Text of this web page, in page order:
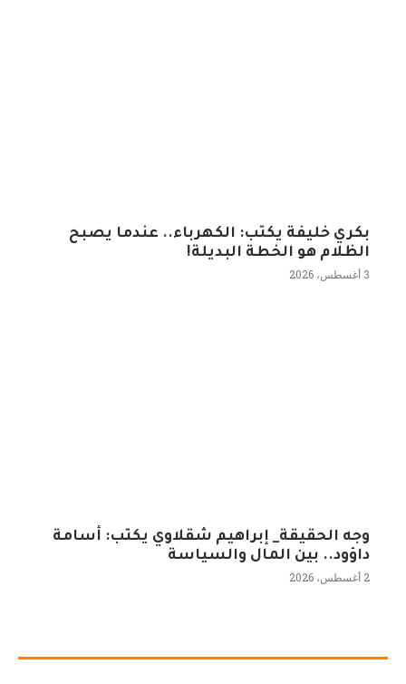
بكري خليفة يكتب: الكهرباء.. عندما يصبح
الظلام هو الخطة البديلة!
3 أغسطس، 2026
وجه الحقيقة_ إبراهيم شقلاوي يكتب: أسامة
داؤود.. بين المال والسياسة
2 أغسطس، 2026